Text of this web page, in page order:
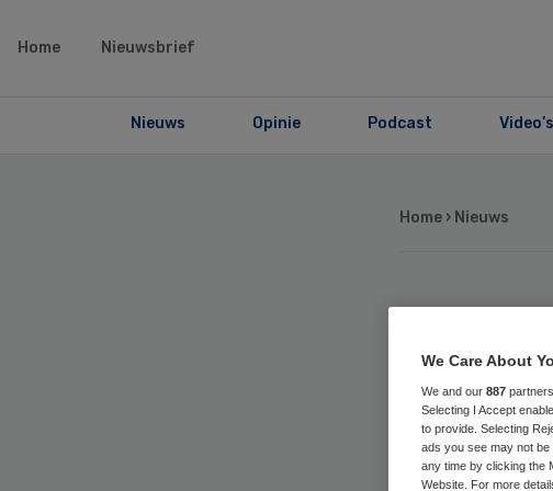
Home Nieuwsbrief
Nieuws Opinie Podcast Video’s
Home › Nieuws
We Care About
We and our 887
Selecting I Accept
to provide. Selecting
ads you see may not
any time by clicking the
Website. For more